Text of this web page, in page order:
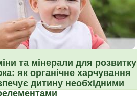
та мінерали для розвитку
як органічне харчування
дитину необхідними